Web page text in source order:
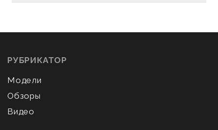
РУБРИКАТОР
Модели
Обзоры
Видео